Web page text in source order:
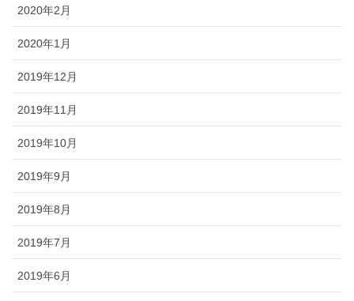
2020年2月
2020年1月
2019年12月
2019年11月
2019年10月
2019年9月
2019年8月
2019年7月
2019年6月